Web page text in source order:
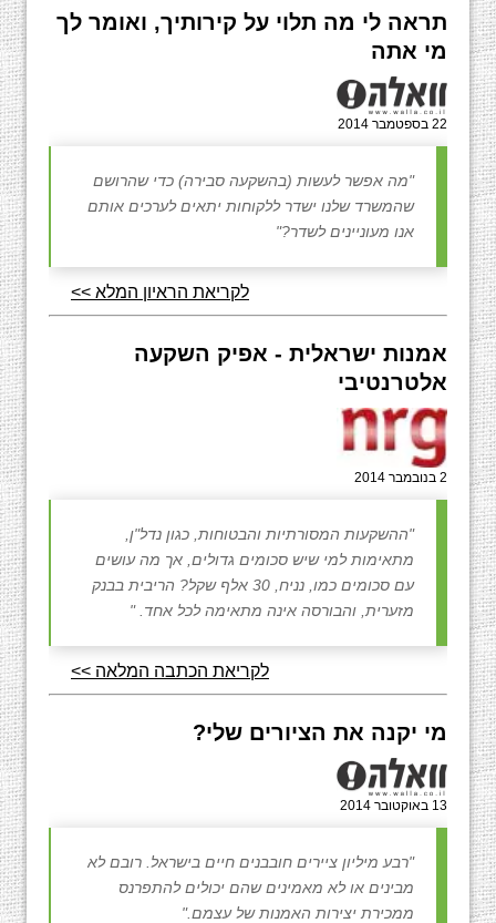
תראה לי מה תלוי על קירותיך, ואומר לך
מי אתה
22 בספטמבר 2014
"מה אפשר לעשות (בהשקעה סבירה) כדי שהרושם
שהמשרד שלנו ישדר ללקוחות יתאים לערכים אותם
אנו מעוניינים לשדר?"
לקריאת הראיון המלא >>
אמנות ישראלית - אפיק השקעה
אלטרנטיבי
2 בנובמבר 2014
"ההשקעות המסורתיות והבטוחות, כגון נדל"ן,
מתאימות למי שיש סכומים גדולים, אך מה עושים
עם סכומים כמו, נניח, 30 אלף שקל? הריבית בבנק
מזערית, והבורסה אינה מתאימה לכל אחד. "
לקריאת הכתבה המלאה >>
מי יקנה את הציורים שלי?
13 באוקטובר 2014
"רבע מיליון ציירים חובבנים חיים בישראל. רובם לא
מבינים או לא מאמינים שהם יכולים להתפרנס
ממכירת יצירות האמנות של עצמם."